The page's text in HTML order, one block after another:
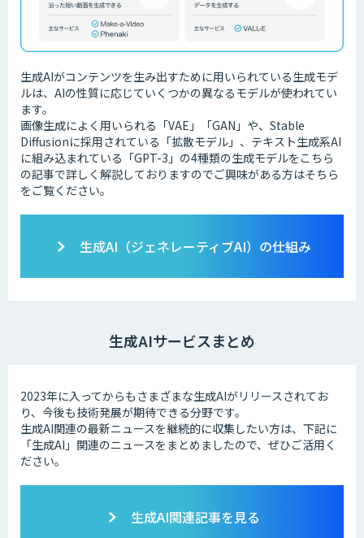
生成AIがコンテンツを生み出すために用いられている生成モデ
ルは、AIの性質に応じていくつかの異なるモデルが使われてい
ます。
画像生成によく用いられる「VAE」「GAN」や、Stable
Diffusionに採用されている「拡散モデル」、テキスト生成系AI
に組み込まれている「GPT-3」の4種類の生成モデルをこちら
の記事で詳しく解説しておりますのでご興味がある方はそちら
をご覧ください。
生成AI（ジェネレーティブAI）の仕組み
生成AIサービスまとめ
2023年に入ってからもさまざまな生成AIがリリースされてお
り、今後も技術発展が期待できる分野です。
生成AI関連の最新ニュースを継続的に収集したい方は、下記に
「生成AI」関連のニュースをまとめましたので、ぜひご活用く
ださい。
生成AI関連記事を見る